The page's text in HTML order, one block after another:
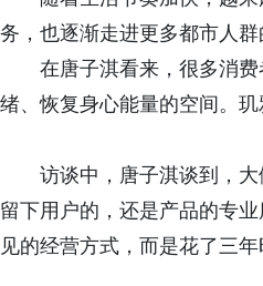
务，也逐渐走进更多都市人
在唐子淇看来，很多消
绪、恢复身心能量的空间。
访谈中，唐子淇谈到，
留下用户的，还是产品的专
见的经营方式，而是花了三